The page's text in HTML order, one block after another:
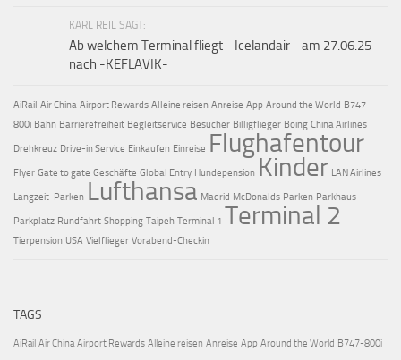
KARL REIL SAGT:
Ab welchem Terminal fliegt - Icelandair - am 27.06.25
nach -KEFLAVIK-
AiRail Air China Airport Rewards Alleine reisen Anreise App Around the World B747-
800i Bahn Barrierefreiheit Begleitservice Besucher Billigflieger Boing China Airlines
Drehkreuz Drive-in Service Einkaufen Einreise Flughafentour
Flyer Gate to gate Geschäfte Global Entry Hundepension Kinder LAN Airlines
Langzeit-Parken Lufthansa Madrid McDonalds Parken Parkhaus
Parkplatz Rundfahrt Shopping Taipeh Terminal 1 Terminal 2
Tierpension USA Vielflieger Vorabend-Checkin
TAGS
AiRail Air China Airport Rewards Alleine reisen Anreise App Around the World B747-800i